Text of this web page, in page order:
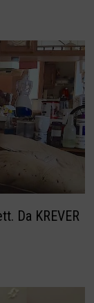
Da KREVER